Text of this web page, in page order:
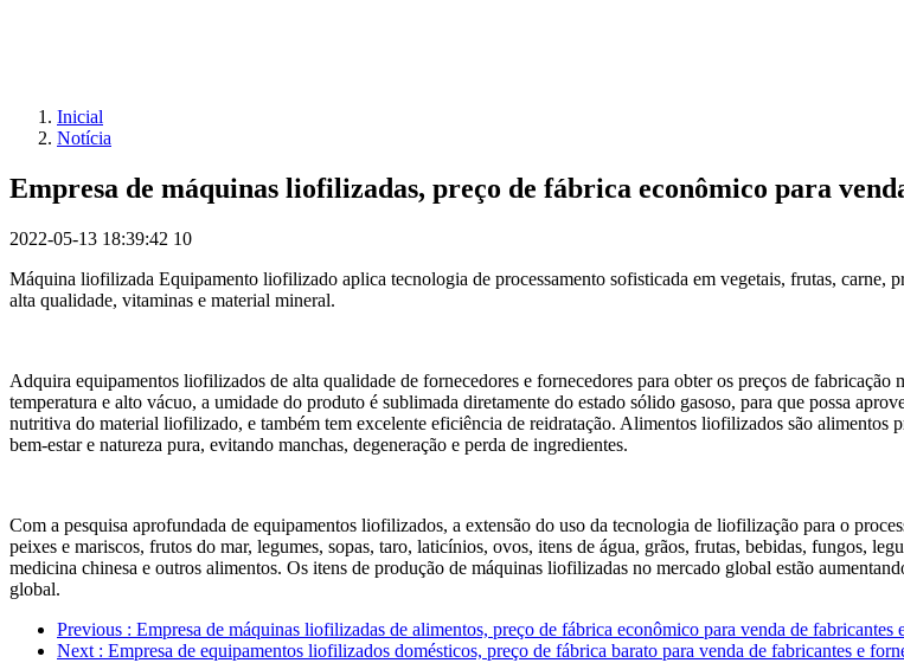
Inicial
Notícia
Empresa de máquinas liofilizadas, preço de fábrica econômico para
2022-05-13 18:39:42 10
Máquina liofilizada Equipamento liofilizado aplica tecnologia de processamento sofisticada em vegetais, frutas, carne,
alta qualidade, vitaminas e material mineral.
Adquira equipamentos liofilizados de alta qualidade de fornecedores e fornecedores para obter os preços de
temperatura e alto vácuo, a umidade do produto é sublimada diretamente do estado sólido gasoso, para que possa
nutritiva do material liofilizado, e também tem excelente eficiência de reidratação. Alimentos liofilizados são
bem-estar e natureza pura, evitando manchas, degeneração e perda de ingredientes.
Com a pesquisa aprofundada de equipamentos liofilizados, a extensão do uso da tecnologia de liofilização para o
peixes e mariscos, frutos do mar, legumes, sopas, taro, laticínios, ovos, itens de água, grãos, frutas, bebidas, fungos,
medicina chinesa e outros alimentos. Os itens de produção de máquinas liofilizadas no mercado global estão
global.
Previous : Empresa de máquinas liofilizadas de alimentos, preço de fábrica econômico para venda de fabricantes
Next : Empresa de equipamentos liofilizados domésticos, preço de fábrica barato para venda de fabricantes e